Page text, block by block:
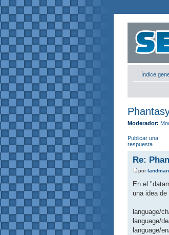
Índice
Moderador:
Publicar una
respuesta
Re:
porlandman
En el
una idea
language/
language/
language/